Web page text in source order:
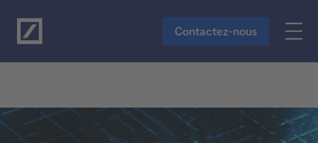
Vers le contenu principal
Contactez-nous